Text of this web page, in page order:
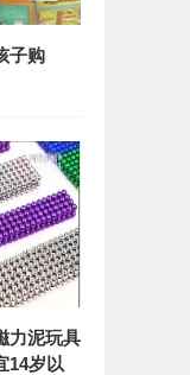
子购
力泥玩具
14岁以